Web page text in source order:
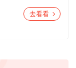
去看看